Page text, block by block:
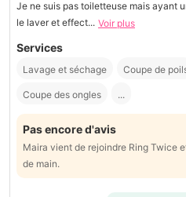
Je ne suis pas toiletteuse mais ayant
le laver et effect... Voir plus
Services
Lavage et séchage Coupe de
Coupe des ongles ...
Pas encore d'avis
Maira vient de rejoindre Ring Twice
de main.